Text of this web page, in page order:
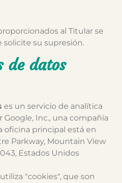
al Titular se
solicite su supresión.
de datos
es un servicio de analítica
Inc., una compañía
oficina principal está en
Parkway, Mountain View
Estados Unidos
"cookies", que son